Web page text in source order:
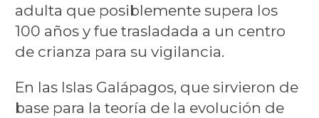
adulta que posiblemente supera los
100 años y fue trasladada a un centro
de crianza para su vigilancia.
En las Islas Galápagos, que sirvieron de
base para la teoría de la evolución de